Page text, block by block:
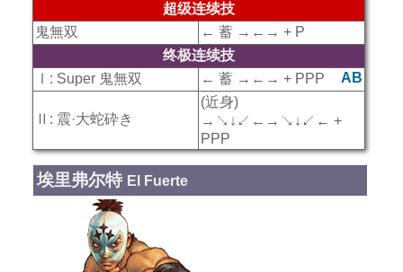
超级连续技
鬼無双
← 蓄 →←→ + P
终极连续技
Ⅰ: Super 鬼無双
AB
← 蓄 →←→ + PPP
Ⅱ: 震·大蛇砕き
(近身)
→↘↓↙←→↘↓↙← +
PPP
埃里弗尔特 El Fuerte